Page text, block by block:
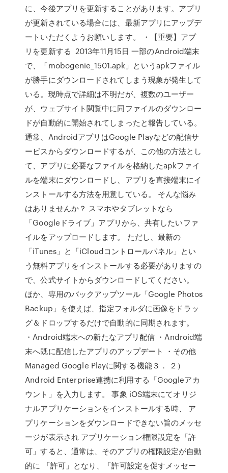
に、今後アプリを更新することがあります。アプリ
が更新されている場合には、最新アプリにアップデ
ートいただくようお願いします。 ・【重要】アプ
リを更新する 2013年11月15日 一部のAndroid端末
で、「mobogenie_1501.apk」というapkファイル
が勝手にダウンロードされてしまう現象が発生して
いる。現時点で詳細は不明だが、複数のユーザー
が、ウェブサイト閲覧中に同ファイルのダウンロー
ドが自動的に開始されてしまったと報告している。
通常、AndroidアプリはGoogle Playなどの配信サ
ービスからダウンロードするが、この他の方法とし
て、アプリに必要なファイルを格納したapkファイ
ルを端末にダウンロードし、アプリを直接端末にイ
ンストールする方法を用意している。 そんな悩み
はありませんか？ スマホやタブレットなら
「Googleドライブ」アプリから、共有したいファ
イルをアップロードします。 ただし、最新の
「iTunes」と「iCloudコントロールパネル」とい
う無料アプリをインストールする必要がありますの
で、公式サイトからダウンロードしてください。
ほか、専用のバックアップツール「Google Photos
Backup」を使えば、指定フォルダに画像をドラッ
グ＆ドロップするだけで自動的に同期されます。
・Android端末への新たなアプリ配信 ・Android端
末へ既に配信したアプリのアップデート ・その他
Managed Google Playに関する機能３． ２）
Android Enterprise連携に利用する「Googleアカ
ウント」を入力します。 事象 iOS端末にてオリジ
ナルアプリケーションをインストールする時、 ア
プリケーションをダウンロードできない旨のメッセ
ージが表示され アプリケーション権限設定を「許
可」すると、通常は、そのアプリの権限設定が自動
的に 「許可」となり、「許可設定を促すメッセー